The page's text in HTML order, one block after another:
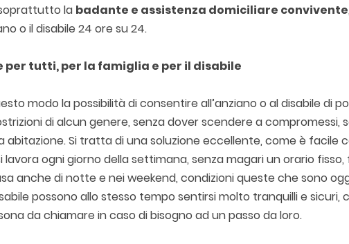
la badante e assistenza domiciliare convivente
o il disabile 24 ore su 24.
per tutti, per la famiglia e per il disabile
modo la possibilità di consentire all’anziano o al disabile di
di alcun genere, senza dover scendere a compromessi,
abitazione. Si tratta di una soluzione eccellente, come è facile
lavora ogni giorno della settimana, senza magari un orario
anche di notte e nei weekend, condizioni queste che sono
possono allo stesso tempo sentirsi molto tranquilli e sicuri,
da chiamare in caso di bisogno ad un passo da loro.